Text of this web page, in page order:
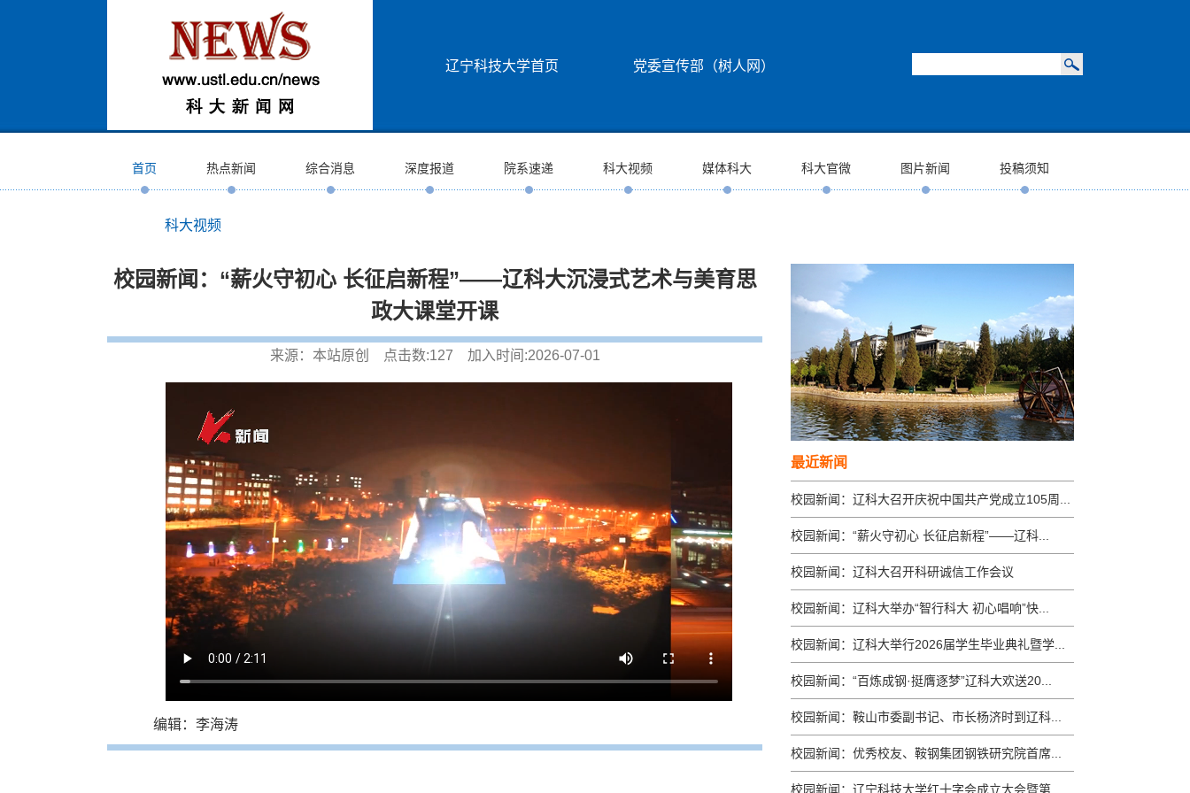
辽宁科技大学首页 党委宣传部（树人网）
首页 热点新闻 综合消息 深度报道 院系速递 科大视频 媒体科大 科大官微 图片新闻 投稿须知
科大视频
校园新闻：“薪火守初心 长征启新程”——辽科大沉浸式艺术与美育思
政大课堂开课
来源：本站原创 点击数:127 加入时间:2026-07-01
编辑：李海涛
最近新闻
校园新闻：辽科大召开庆祝中国共产党成立105周...
校园新闻：“薪火守初心 长征启新程”——辽科...
校园新闻：辽科大召开科研诚信工作会议
校园新闻：辽科大举办“智行科大 初心唱响”快...
校园新闻：辽科大举行2026届学生毕业典礼暨学...
校园新闻：“百炼成钢·挺膺逐梦”辽科大欢送20...
校园新闻：鞍山市委副书记、市长杨济时到辽科...
校园新闻：优秀校友、鞍钢集团钢铁研究院首席...
校园新闻：辽宁科技大学红十字会成立大会暨第...